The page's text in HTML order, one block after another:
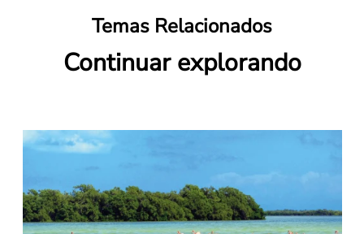
Temas Relacionados
Continuar explorando